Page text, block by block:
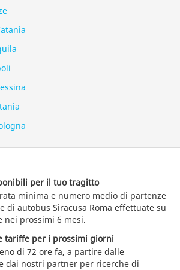
per il tuo tragitto
minima e numero medio di partenze
di autobus Siracusa Roma effettuate su
prossimi 6 mesi.
tariffe per i prossimi giorni
di 72 ore fa, a partire dalle
dai nostri partner per ricerche di